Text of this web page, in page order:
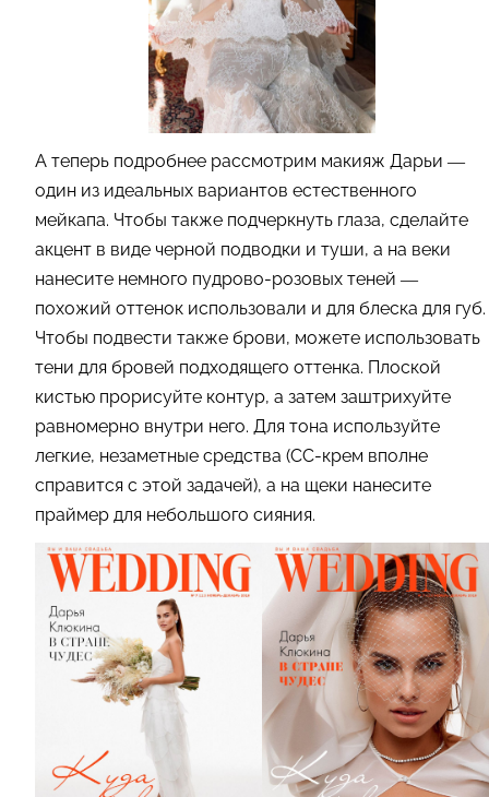
А теперь подробнее рассмотрим макияж Дарьи —
один из идеальных вариантов естественного
мейкапа. Чтобы также подчеркнуть глаза, сделайте
акцент в виде черной подводки и туши, а на веки
нанесите немного пудрово-розовых теней —
похожий оттенок использовали и для блеска для губ.
Чтобы подвести также брови, можете использовать
тени для бровей подходящего оттенка. Плоской
кистью прорисуйте контур, а затем заштрихуйте
равномерно внутри него. Для тона используйте
легкие, незаметные средства (CC-крем вполне
справится с этой задачей), а на щеки нанесите
праймер для небольшого сияния.